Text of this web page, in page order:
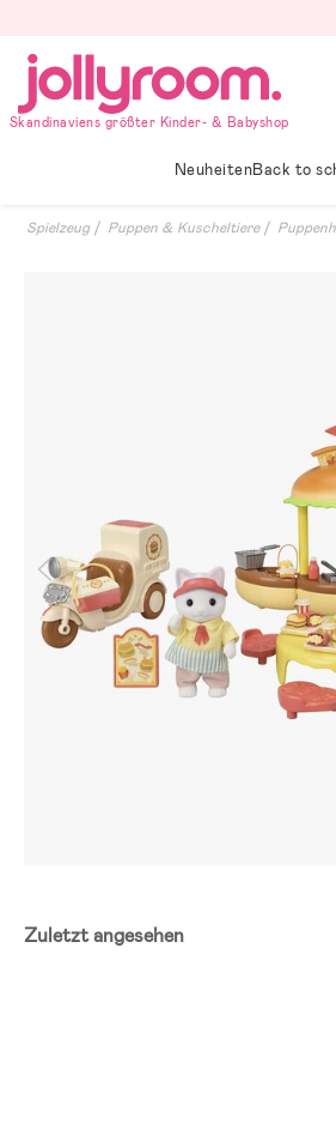
innehållet
Skandinaviens größter Kinder- & Babyshop
NeuheitenBack to
Spielzeug Puppen & Kuscheltiere
Zuletzt angesehen